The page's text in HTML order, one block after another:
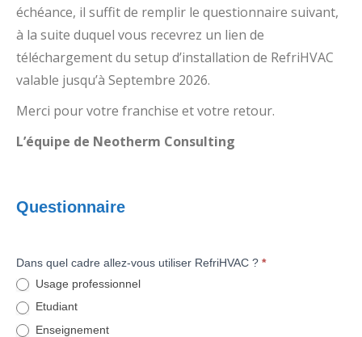
échéance, il suffit de remplir le questionnaire suivant,
à la suite duquel vous recevrez un lien de
téléchargement du setup d’installation de RefriHVAC
valable jusqu’à Septembre 2026.
Merci pour votre franchise et votre retour.
L’équipe de Neotherm Consulting
2026b
Questionnaire
Dans quel cadre allez-vous utiliser RefriHVAC ? *
Usage professionnel
Etudiant
Enseignement